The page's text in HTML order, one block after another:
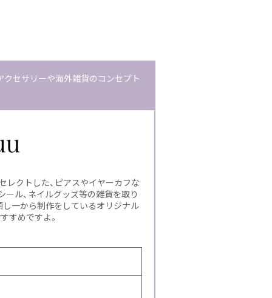
セサリーや海外雑貨のコンセプト
レクトした、ピアスやイヤーカフな
ル、ネイルグッズ等の雑貨を取り
し一から制作をしているオリジナル
すめですよ。